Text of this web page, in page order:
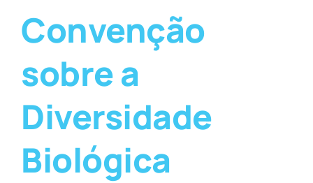
Convenção
sobre a
Diversidade
Biológica